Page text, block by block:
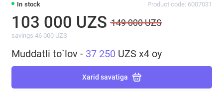
In stock Product code: 6007031
103 000 UZS 149 000 UZS
savings 46 000 UZS
Muddatli to`lov - 37 250 UZS x4 oy
Xarid savatiga